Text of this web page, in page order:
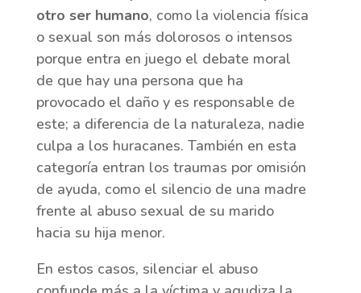
otro ser humano, como la violencia física
o sexual son más dolorosos o intensos
porque entra en juego el debate moral
de que hay una persona que ha
provocado el daño y es responsable de
este; a diferencia de la naturaleza, nadie
culpa a los huracanes. También en esta
categoría entran los traumas por omisión
de ayuda, como el silencio de una madre
frente al abuso sexual de su marido
hacia su hija menor.
En estos casos, silenciar el abuso